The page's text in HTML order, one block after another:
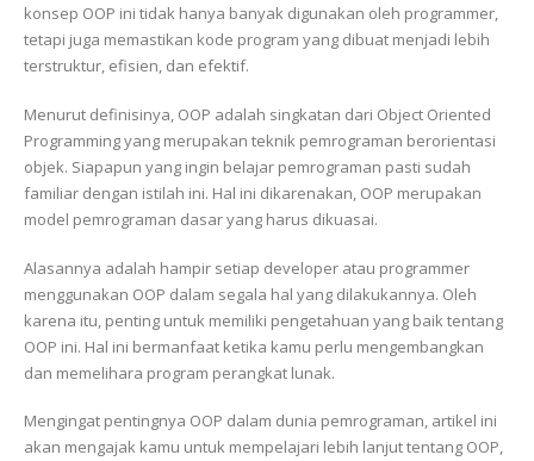
konsep OOP ini tidak hanya banyak digunakan oleh programmer,
tetapi juga memastikan kode program yang dibuat menjadi lebih
terstruktur, efisien, dan efektif.
Menurut definisinya, OOP adalah singkatan dari Object Oriented
Programming yang merupakan teknik pemrograman berorientasi
objek. Siapapun yang ingin belajar pemrograman pasti sudah
familiar dengan istilah ini. Hal ini dikarenakan, OOP merupakan
model pemrograman dasar yang harus dikuasai.
Alasannya adalah hampir setiap developer atau programmer
menggunakan OOP dalam segala hal yang dilakukannya. Oleh
karena itu, penting untuk memiliki pengetahuan yang baik tentang
OOP ini. Hal ini bermanfaat ketika kamu perlu mengembangkan
dan memelihara program perangkat lunak.
Mengingat pentingnya OOP dalam dunia pemrograman, artikel ini
akan mengajak kamu untuk mempelajari lebih lanjut tentang OOP,